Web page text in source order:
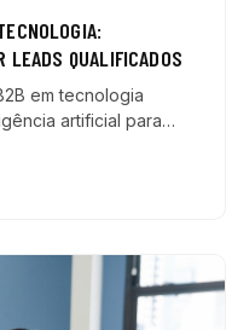
LEADS QUALIFICADOS
em tecnologia
artificial para